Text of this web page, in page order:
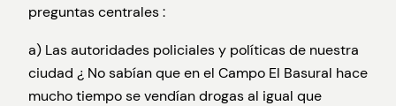
preguntas centrales :
a) Las autoridades policiales y políticas de nuestra
ciudad ¿ No sabían que en el Campo El Basural hace
mucho tiempo se vendían drogas al igual que